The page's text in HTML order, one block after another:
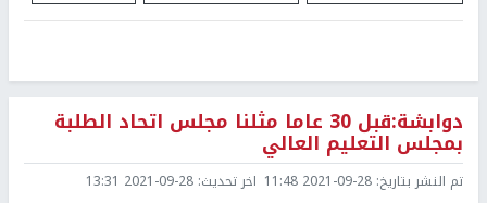
دوابشة:قبل 30 عاما مثلنا مجلس اتحاد الطلبة
بمجلس التعليم العالي
تم النشر بتاريخ: 2021-09-28 11:48 اخر تحديث: 2021-09-28 13:31